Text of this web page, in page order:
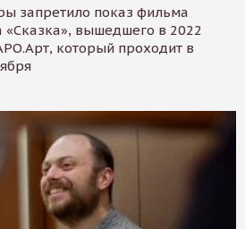
запретило показ фильма
«Сказка», вышедшего в 2022
который проходит в